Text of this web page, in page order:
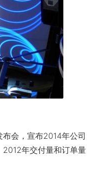
会，宣布2014年公司
年交付量和订单量